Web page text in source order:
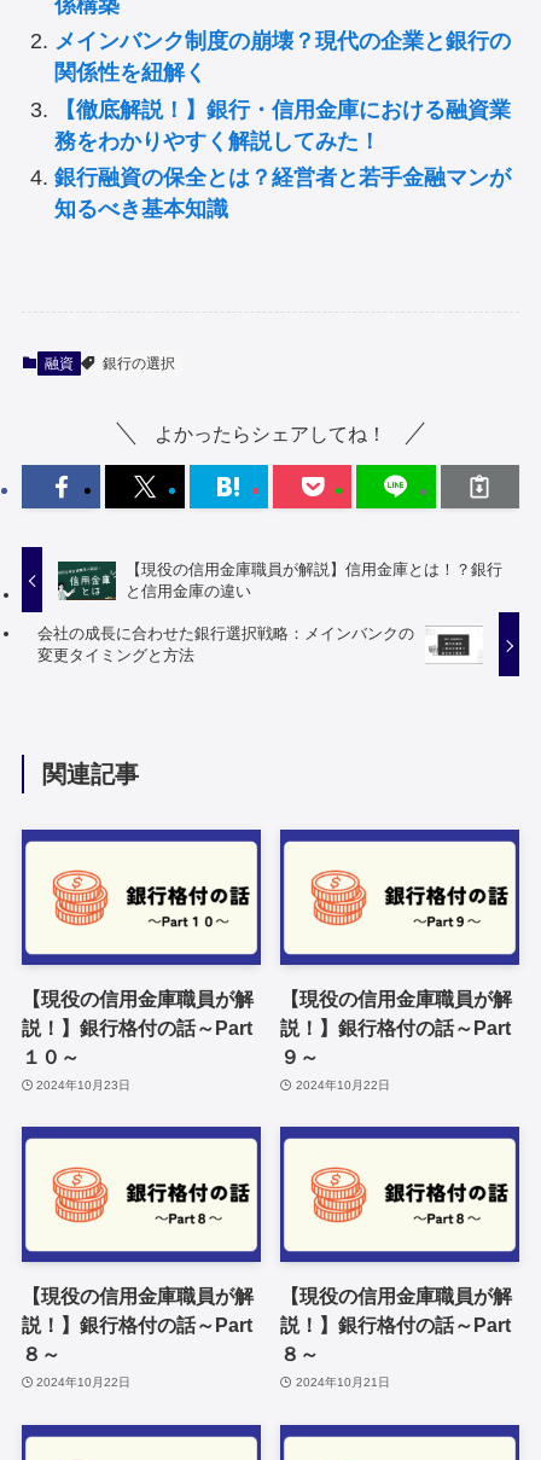
メインバンク制度の崩壊？現代の企業と銀行の
関係性を紐解く
【徹底解説！】銀行・信用金庫における融資業
務をわかりやすく解説してみた！
銀行融資の保全とは？経営者と若手金融マンが
知るべき基本知識
融資 銀行の選択
よかったらシェアしてね！
【現役の信用金庫職員が解説】信用金庫とは！？銀行
と信用金庫の違い
会社の成長に合わせた銀行選択戦略：メインバンクの
変更タイミングと方法
関連記事
【現役の信用金庫職員が解
説！】銀行格付の話～Part
１０～
2024年10月23日
【現役の信用金庫職員が解
説！】銀行格付の話～Part
９～
2024年10月22日
【現役の信用金庫職員が解
説！】銀行格付の話～Part
８～
2024年10月22日
【現役の信用金庫職員が解
説！】銀行格付の話～Part
８～
2024年10月21日